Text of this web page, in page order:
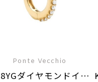
Ponte Vecchio
ダイヤモンドイヤ